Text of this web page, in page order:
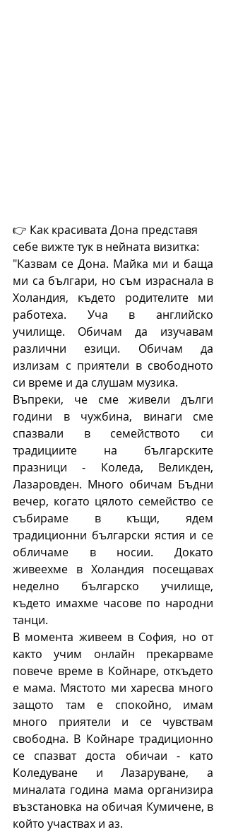
👉 Как красивата Дона представя
себе вижте тук в нейната визитка:
"Казвам се Дона. Майка ми и баща
ми са българи, но съм израснала в
Холандия, където родителите ми
работеха. Уча в английско
училище. Обичам да изучавам
различни езици. Обичам да
излизам с приятели в свободното
си време и да слушам музика.
Въпреки, че сме живели дълги
години в чужбина, винаги сме
спазвали в семейството си
традициите на българските
празници - Коледа, Великден,
Лазаровден. Много обичам Бъдни
вечер, когато цялото семейство се
събираме в къщи, ядем
традиционни български ястия и се
обличаме в носии. Докато
живеехме в Холандия посещавах
неделно българско училище,
където имахме часове по народни
танци.
В момента живеем в София, но от
както учим онлайн прекарваме
повече време в Койнаре, откъдето
е мама. Мястото ми харесва много
защото там е спокойно, имам
много приятели и се чувствам
свободна. В Койнаре традиционно
се спазват доста обичаи - като
Коледуване и Лазаруване, а
миналата година мама организира
възстановка на обичая Кумичене, в
който участвах и аз.